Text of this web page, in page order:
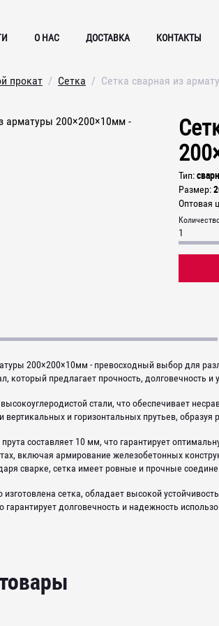
О НАС ДОСТАВКА КОНТАКТЫ
прокат Сетка Сетка сварная из
Тип
Размер
Оптовая
200×200×10мм - превосходный выбор для
который предлагает прочность, долговечность и
стали, что обеспечивает
вертикальных и горизонтальных прутьев,
составляет 10 мм, что гарантирует
включая армирование железобетонных
сварке, сетка имеет ровные и прочные
изготовлена сетка, обладает высокой
гарантирует долговечность и надежность